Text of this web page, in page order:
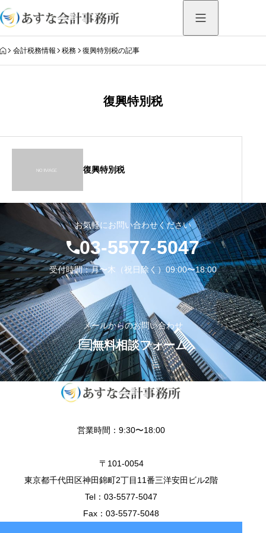
HOME
会計税務情報 税務 復興特別税の記事
復興特別税
復興特別税
お気軽にお問い合わせください
03-5577-5047
受付時間：月〜木（祝日除く）09:00〜18:00
メールからのお問い合わせ
無料相談フォーム
営業時間：9:30〜18:00
〒101-0054
東京都千代田区神田錦町2丁目11番三洋安田ビル2階
Tel：03-5577-5047
Fax：03-5577-5048